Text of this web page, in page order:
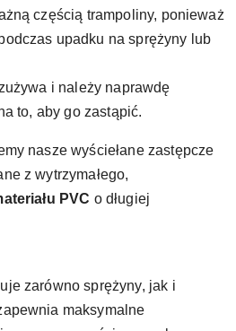
częścią trampoliny, ponieważ
upadku na sprężyny lub
i należy naprawdę
to, aby go zastąpić.
nasze wyściełane zastępcze
z wytrzymałego,
PVC o długiej
zarówno sprężyny, jak i
maksymalne